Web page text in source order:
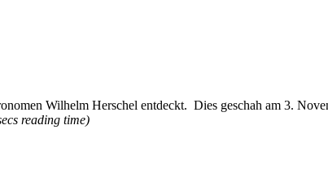
Wilhelm Herschel entdeckt. Dies geschah am 3.
reading time)